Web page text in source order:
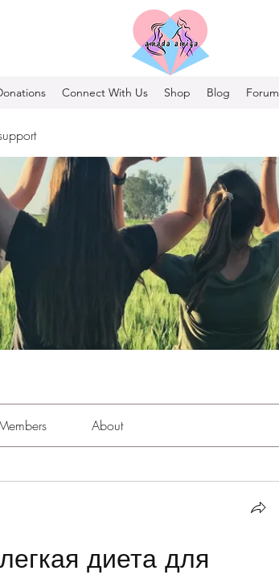
Connect With Us Shop Blog Forum
About
диета для